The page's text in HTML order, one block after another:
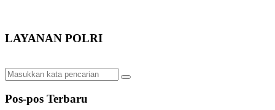
LAYANAN POLRI
Pos-pos Terbaru